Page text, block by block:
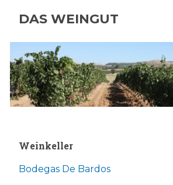
DAS WEINGUT
Weinkeller
Bodegas De Bardos